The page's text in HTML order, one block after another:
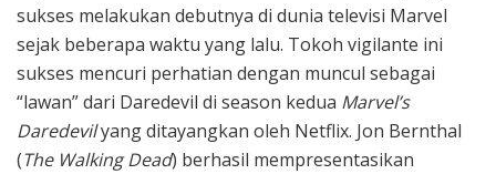
sukses melakukan debutnya di dunia televisi Marvel
sejak beberapa waktu yang lalu. Tokoh vigilante ini
sukses mencuri perhatian dengan muncul sebagai
“lawan” dari Daredevil di season kedua Marvel’s
Daredevilyang ditayangkan oleh Netflix. Jon Bernthal
(The Walking Dead) berhasil mempresentasikan